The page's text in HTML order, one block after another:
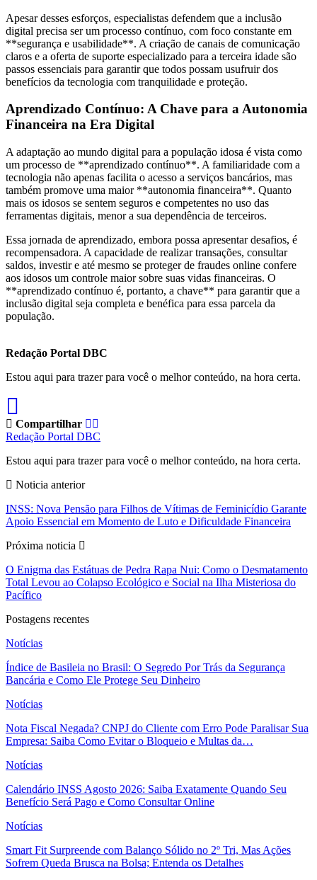
Apesar desses esforços, especialistas defendem que a inclusão
digital precisa ser um processo contínuo, com foco constante em
**segurança e usabilidade**. A criação de canais de comunicação
claros e a oferta de suporte especializado para a terceira idade são
passos essenciais para garantir que todos possam usufruir dos
benefícios da tecnologia com tranquilidade e proteção.
Aprendizado Contínuo: A Chave para a Autonomia
Financeira na Era Digital
A adaptação ao mundo digital para a população idosa é vista como
um processo de **aprendizado contínuo**. A familiaridade com a
tecnologia não apenas facilita o acesso a serviços bancários, mas
também promove uma maior **autonomia financeira**. Quanto
mais os idosos se sentem seguros e competentes no uso das
ferramentas digitais, menor a sua dependência de terceiros.
Essa jornada de aprendizado, embora possa apresentar desafios, é
recompensadora. A capacidade de realizar transações, consultar
saldos, investir e até mesmo se proteger de fraudes online confere
aos idosos um controle maior sobre suas vidas financeiras. O
**aprendizado contínuo é, portanto, a chave** para garantir que a
inclusão digital seja completa e benéfica para essa parcela da
população.
Redação Portal DBC
Estou aqui para trazer para você o melhor conteúdo, na hora certa.
Compartilhar
Redação Portal DBC
Estou aqui para trazer para você o melhor conteúdo, na hora certa.
Noticia anterior
INSS: Nova Pensão para Filhos de Vítimas de Feminicídio Garante
Apoio Essencial em Momento de Luto e Dificuldade Financeira
Próxima noticia
O Enigma das Estátuas de Pedra Rapa Nui: Como o Desmatamento
Total Levou ao Colapso Ecológico e Social na Ilha Misteriosa do
Pacífico
Postagens recentes
Notícias
Índice de Basileia no Brasil: O Segredo Por Trás da Segurança
Bancária e Como Ele Protege Seu Dinheiro
Notícias
Nota Fiscal Negada? CNPJ do Cliente com Erro Pode Paralisar Sua
Empresa: Saiba Como Evitar o Bloqueio e Multas da…
Notícias
Calendário INSS Agosto 2026: Saiba Exatamente Quando Seu
Benefício Será Pago e Como Consultar Online
Notícias
Smart Fit Surpreende com Balanço Sólido no 2º Tri, Mas Ações
Sofrem Queda Brusca na Bolsa; Entenda os Detalhes